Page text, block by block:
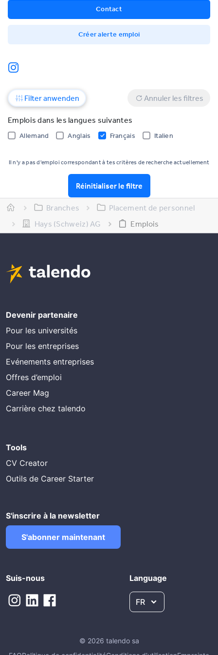
Contact
Créer alerte emploi
Filter anwenden Annuler les filtres
Emplois dans les langues suivantes
Allemand Anglais Français Italien
Il n'y a pas d'emploi correspondant à tes critères de recherche actuellement
Réinitialiser le filtre
Branches
Placement de personnel
Hays (Schweiz) AG
Emplois
Devenir partenaire
Pour les universités
Pour les entreprises
Evénements entreprises
Offres d’emploi
Career Mag
Carrière chez talendo
Tools
CV Creator
Outils de Career Starter
S'inscrire à la newsletter
S'abonner maintenant
Suis-nous Language
FR
© 2026 talendo sa